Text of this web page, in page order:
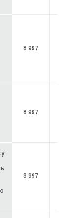
8 997
8 997
8 997